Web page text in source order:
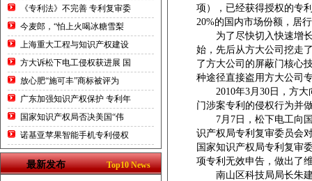
《专利法》不完善 专利复审委
今麦郎，“怕上火喝冰糖雪梨
上海重大工程与知识产权建设
方大诉松下电工侵权获进展 国
放心肥“施可丰”商标被评为
广东加强知识产权保护 专利年
国家知识产权局否决美国“伟
诺基亚苹果智能手机专利侵权
最新发布 Top10 News
项），已经获得授权的专
20%的国内市场份额，居
为了尽快切入快速增长
始，先后从方大公司挖走
了方大公司的屏蔽门核心
种途径直接盗用方大公司
2010年3月30日，方大
门涉案专利的侵权行为并
7月7日，松下电工向国
识产权局专利复审委员会
国家知识产权局专利复审
项专利无效申告，做出了
南山区科技局局长朱建